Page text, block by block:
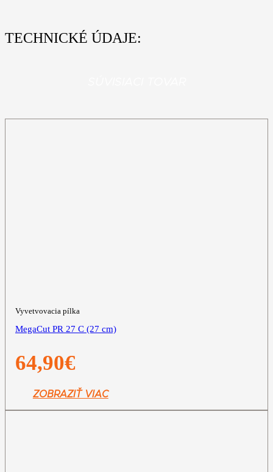
TECHNICKÉ ÚDAJE:
Vyvetvovacia pílka
MegaCut PR 27 C (27 cm)
64,90€
ZOBRAZIŤ VIAC